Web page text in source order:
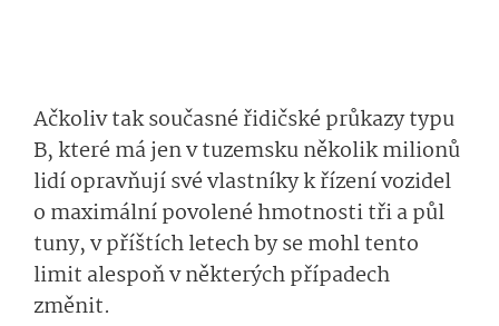
Ačkoliv tak současné řidičské průkazy typu
B, které má jen v tuzemsku několik milionů
lidí opravňují své vlastníky k řízení vozidel
o maximální povolené hmotnosti tři a půl
tuny, v příštích letech by se mohl tento
limit alespoň v některých případech
změnit.